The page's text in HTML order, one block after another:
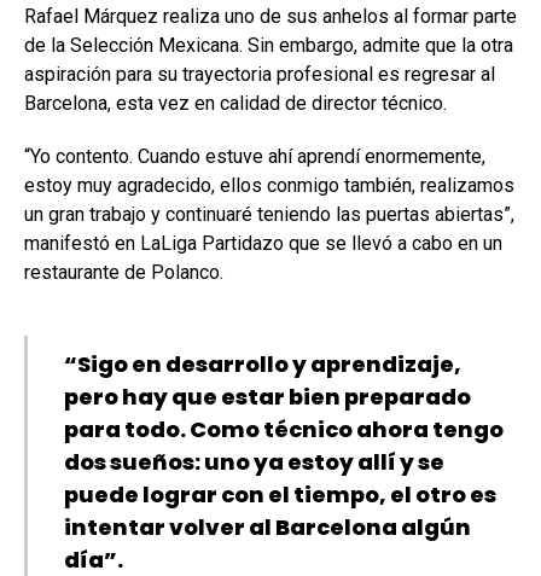
Rafael Márquez realiza uno de sus anhelos al formar parte
de la Selección Mexicana. Sin embargo, admite que la otra
aspiración para su trayectoria profesional es regresar al
Barcelona, esta vez en calidad de director técnico.
“Yo contento. Cuando estuve ahí aprendí enormemente,
estoy muy agradecido, ellos conmigo también, realizamos
un gran trabajo y continuaré teniendo las puertas abiertas”,
manifestó en LaLiga Partidazo que se llevó a cabo en un
restaurante de Polanco.
“Sigo en desarrollo y aprendizaje,
pero hay que estar bien preparado
para todo. Como técnico ahora tengo
dos sueños: uno ya estoy allí y se
puede lograr con el tiempo, el otro es
intentar volver al Barcelona algún
día”.